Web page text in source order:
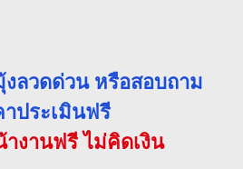
งลวดด่วน หรือสอบถาม
าประเมินฟรี
งานฟรี ไม่คิดเงิน